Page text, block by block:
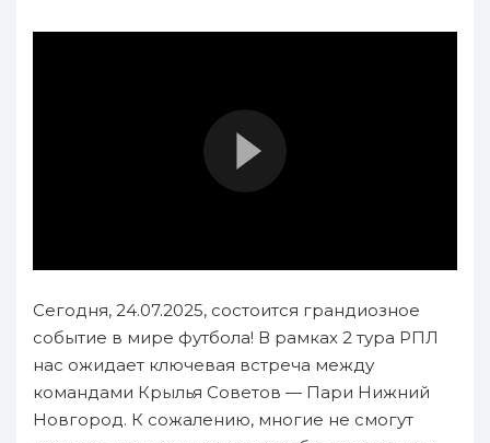
Сегодня, 24.07.2025, состоится грандиозное
событие в мире футбола! В рамках 2 тура РПЛ
нас ожидает ключевая встреча между
командами Крылья Советов — Пари Нижний
Новгород. К сожалению, многие не смогут